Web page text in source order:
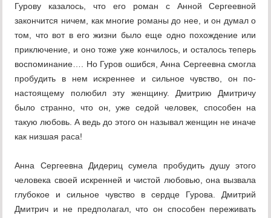
Гурову казалось, что его роман с Анной Сергеевной
закончится ничем, как многие романы до нее, и он думал о
том, что вот в его жизни было еще одно похождение или
приключение, и оно тоже уже кончилось, и осталось теперь
воспоминание…. Но Гуров ошибся, Анна Сергеевна смогла
пробудить в нем искреннее и сильное чувство, он по-
настоящему полюбил эту женщину. Дмитрию Дмитричу
было странно, что он, уже седой человек, способен на
такую любовь. А ведь до этого он называл женщин не иначе
как низшая раса!
Анна Сергеевна Дидериц сумела пробудить душу этого
человека своей искренней и чистой любовью, она вызвала
глубокое и сильное чувство в сердце Гурова. Дмитрий
Дмитрич и не предполагал, что он способен переживать